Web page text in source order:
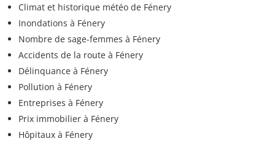
Climat et historique météo de Fénery
Inondations à Fénery
Nombre de sage-femmes à Fénery
Accidents de la route à Fénery
Délinquance à Fénery
Pollution à Fénery
Entreprises à Fénery
Prix immobilier à Fénery
Hôpitaux à Fénery